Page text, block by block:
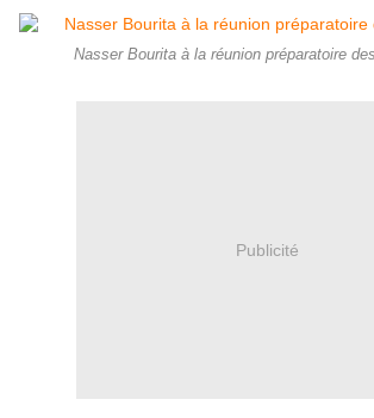
Nasser Bourita à la réunion préparatoire
Publicité